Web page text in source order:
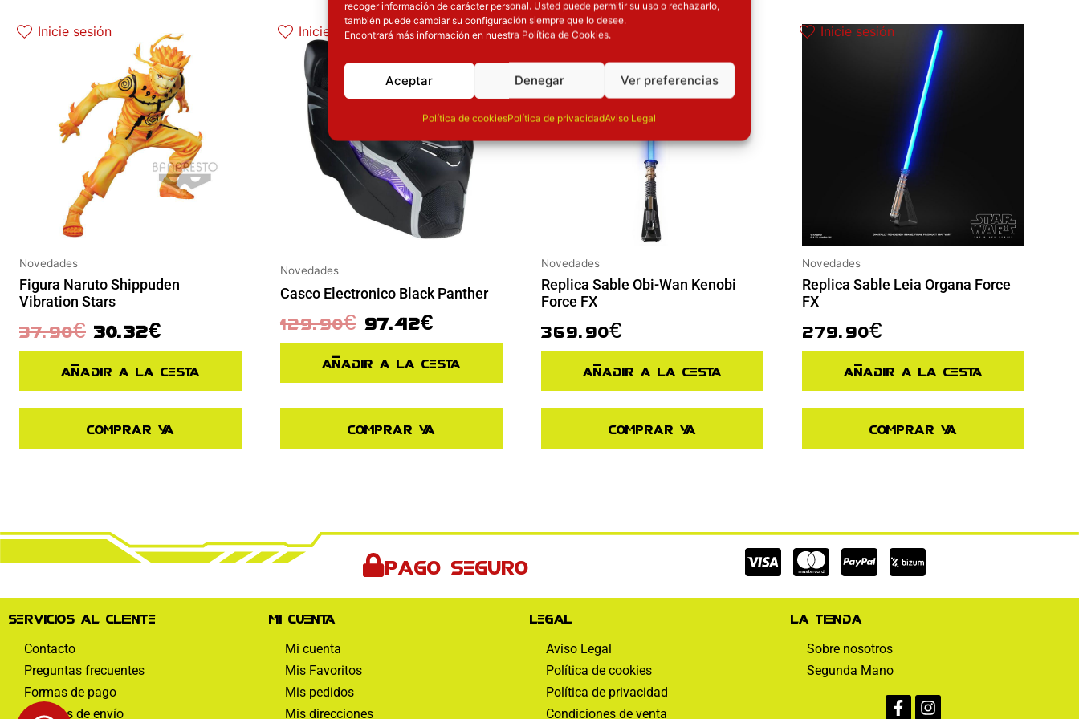
recoger información de carácter personal. Usted puede permitir su uso o rechazarlo,
también puede cambiar su configuración siempre que lo desee.
Encontrará más información en nuestra Política de Cookies.
Aceptar Denegar Ver preferencias
Política de cookiesPolítica de privacidadAviso Legal
Inicie sesión
Novedades
Figura Naruto Shippuden
Vibration Stars
37.90€ 30.32€
Añadir a la cesta
Comprar ya
Inicie sesión
Novedades
Casco Electronico Black Panther
129.90€
El precio original era: 129.90€.
97.42€
El precio actual es: 97.42€.
Añadir a la cesta
Comprar ya
Inicie sesión
Novedades
Replica Sable Obi-Wan Kenobi
Force FX
369.90€
Añadir a la cesta
Comprar ya
Inicie sesión
Novedades
Replica Sable Leia Organa Force
FX
279.90€
Añadir a la cesta
Comprar ya
Pago seguro
Cc-
visa
Cc-
mastercard
Cc-
paypal
Servicios al cliente
Contacto
Preguntas frecuentes
Formas de pago
Políticas de envío
Mi cuenta
Mi cuenta
Mis Favoritos
Mis pedidos
Mis direcciones
Legal
Aviso Legal
Política de cookies
Política de privacidad
Condiciones de venta
La tienda
Sobre nosotros
Segunda Mano
f